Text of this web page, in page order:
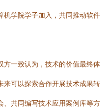
机学院学子加入，共同推动软件
方一致认为，技术的价值最终体
来可以探索合作开展技术成果转
、共同编写技术应用案例库等方